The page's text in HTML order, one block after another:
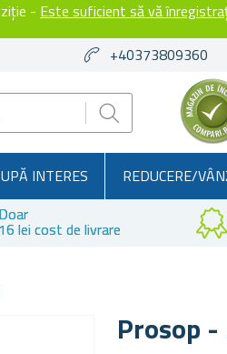
- Este suficient să vă
+40373809360
INTERES REDUCERE/
Doar
16 lei cost de livrare
Prosop